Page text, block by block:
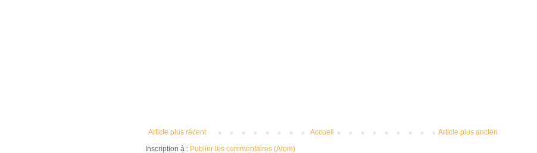
Article plus récent Article plus ancien
Accueil
Inscription à : Publier les commentaires (Atom)